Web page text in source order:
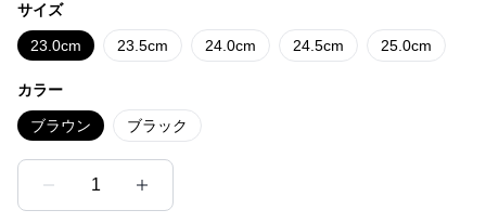
サイズ
23.0cm 23.5cm 24.0cm 24.5cm 25.0cm
カラー
ブラウン ブラック
1